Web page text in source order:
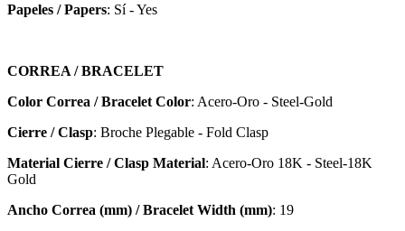
Papeles / Papers: Sí - Yes
CORREA / BRACELET
Color Correa / Bracelet Color: Acero-Oro - Steel-Gold
Cierre / Clasp: Broche Plegable - Fold Clasp
Material Cierre / Clasp Material: Acero-Oro 18K - Steel-18K
Gold
Ancho Correa (mm) / Bracelet Width (mm): 19